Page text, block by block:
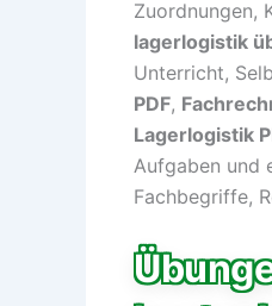
Zuordnungen,
lagerlogistik
Unterricht,
PDF,
Lagerlogistik
Aufgaben und
Fachbegriffe,